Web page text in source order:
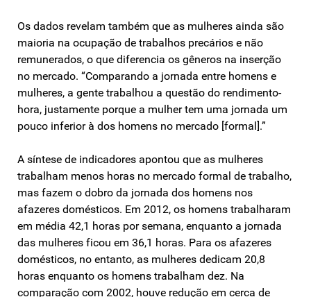
Os dados revelam também que as mulheres ainda são
maioria na ocupação de trabalhos precários e não
remunerados, o que diferencia os gêneros na inserção
no mercado. “Comparando a jornada entre homens e
mulheres, a gente trabalhou a questão do rendimento-
hora, justamente porque a mulher tem uma jornada um
pouco inferior à dos homens no mercado [formal].”
A síntese de indicadores apontou que as mulheres
trabalham menos horas no mercado formal de trabalho,
mas fazem o dobro da jornada dos homens nos
afazeres domésticos. Em 2012, os homens trabalharam
em média 42,1 horas por semana, enquanto a jornada
das mulheres ficou em 36,1 horas. Para os afazeres
domésticos, no entanto, as mulheres dedicam 20,8
horas enquanto os homens trabalham dez. Na
comparação com 2002, houve redução em cerca de